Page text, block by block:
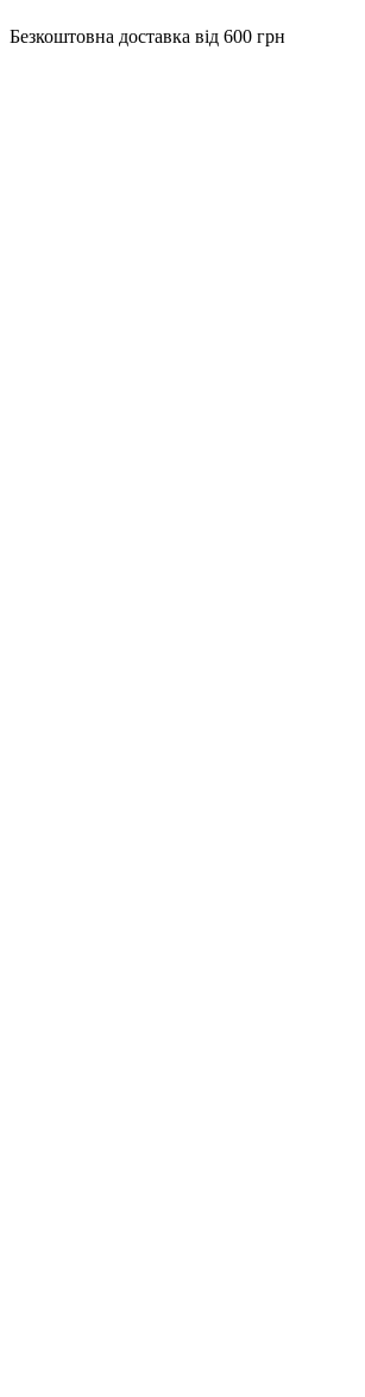
Безкоштовна доставка від 600 грн